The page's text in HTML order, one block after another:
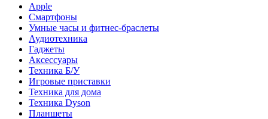
Apple
Смартфоны
Умные часы и фитнес-браслеты
Аудиотехника
Гаджеты
Аксессуары
Техника Б/У
Игровые приставки
Техника для дома
Техника Dyson
Планшеты